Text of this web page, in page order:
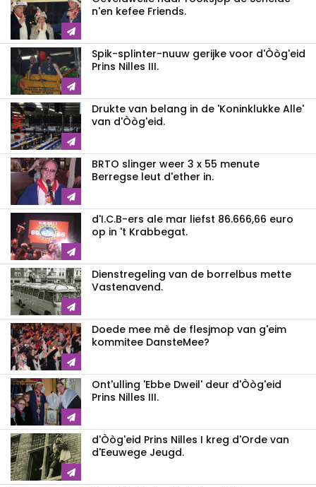
n'en kefee Friends.
Spik-splinter-nuuw gerijke voor d'Òòg'eid
Prins Nilles III.
Drukte van belang in de 'Koninklukke Alle'
van d'Òòg'eid.
BRTO slinger weer 3 x 55 menute
Berregse leut d'ether in.
d'I.C.B-ers ale mar liefst 86.666,66 euro
op in 't Krabbegat.
Dienstregeling van de borrelbus mette
Vastenavend.
Doede mee mè de flesjmop van g'eim
kommitee DansteMee?
Ont'ulling 'Ebbe Dweil' deur d'Òòg'eid
Prins Nilles III.
d'Òòg'eid Prins Nilles I kreg d'Orde van
d'Eeuwege Jeugd.